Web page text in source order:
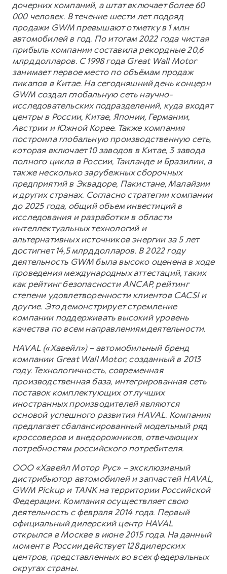
дочерних компаний, а штат включает более 60
000 человек. В течение шести лет подряд
продажи GWM превышают отметку в 1 млн
автомобилей в год. По итогам 2022 года чистая
прибыль компании составила рекордные 20,6
млрд долларов. С 1998 года Great Wall Motor
занимает первое место по объёмам продаж
пикапов в Китае. На сегодняшний день концерн
GWM создал глобальную сеть научно-
исследовательских подразделений, куда входят
центры в России, Китае, Японии, Германии,
Австрии и Южной Корее. Также компания
построила глобальную производственную сеть,
которая включает 10 заводов в Китае, 3 завода
полного цикла в России, Таиланде и Бразилии, а
также несколько зарубежных сборочных
предприятий в Эквадоре, Пакистане, Малайзии
и других странах. Согласно стратегии компании
до 2025 года, общий объем инвестиций в
исследования и разработки в области
интеллектуальных технологий и
альтернативных источников энергии за 5 лет
достигнет 14,5 млрд долларов. В 2022 году
деятельность GWM была высоко оценена в ходе
проведения международных аттестаций, таких
как рейтинг безопасности ANCAP, рейтинг
степени удовлетворенности клиентов CACSI и
другие. Это демонстрирует стремление
компании поддерживать высокий уровень
качества по всем направлениям деятельности.
HAVAL («Хавейл») – автомобильный бренд
компании Great Wall Motor, созданный в 2013
году. Технологичность, современная
производственная база, интегрированная сеть
поставок комплектующих от лучших
иностранных производителей являются
основой успешного развития HAVAL. Компания
предлагает сбалансированный модельный ряд
кроссоверов и внедорожников, отвечающих
потребностям российского потребителя.
ООО «Хавейл Мотор Рус» – эксклюзивный
дистрибьютор автомобилей и запчастей HAVAL,
GWM Pickup и TANK на территории Российской
Федерации. Компания осуществляет свою
деятельность с февраля 2014 года. Первый
официальный дилерский центр HAVAL
открылся в Москве в июне 2015 года. На данный
момент в России действует 128 дилерских
центров, представленных во всех федеральных
округах страны.